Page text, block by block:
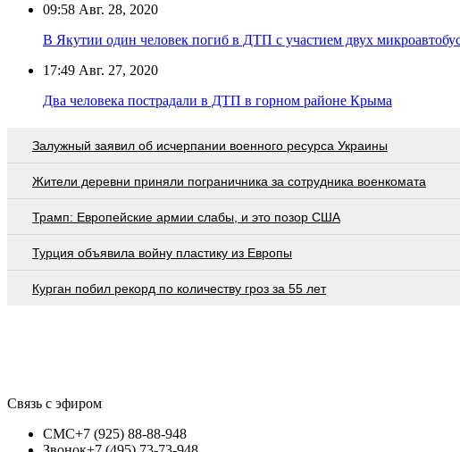
09:58 Авг. 28, 2020
В Якутии один человек погиб в ДТП с участием двух
17:49 Авг. 27, 2020
Два человека пострадали в ДТП в горном районе Крыма
Залужный заявил об исчерпании военного ресурса Украины
Жители деревни приняли пограничника за сотрудника военкомата
Трамп: Европейские армии слабы, и это позор США
Турция объявила войну пластику из Европы
Курган побил рекорд по количеству гроз за 55 лет
Связь с эфиром
СМС+7 (925) 88-88-948